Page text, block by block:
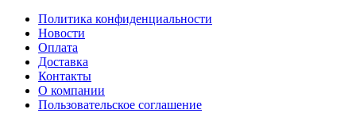
Политика конфиденциальности
Новости
Оплата
Доставка
Контакты
О компании
Пользовательское соглашение